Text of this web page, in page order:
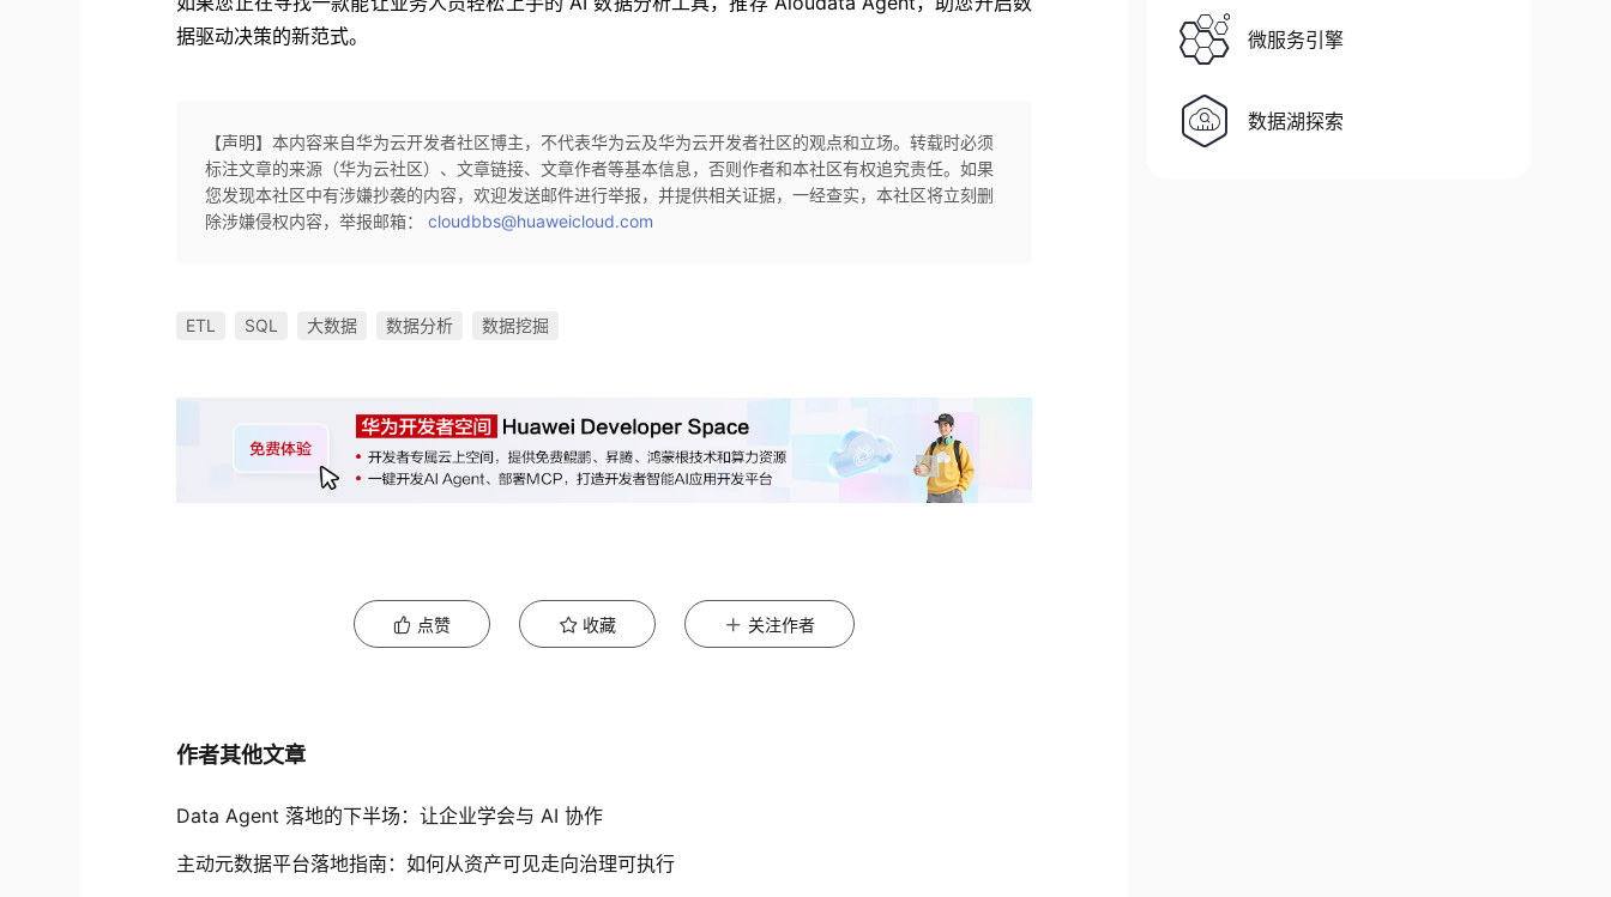
据驱动决策的新范式。
【声明】本内容来自华为云开发者社区博主，不代表华为云及华为云开发者社区的观点和立场。转载时必须
标注文章的来源（华为云社区）、文章链接、文章作者等基本信息，否则作者和本社区有权追究责任。如果
您发现本社区中有涉嫌抄袭的内容，欢迎发送邮件进行举报，并提供相关证据，一经查实，本社区将立刻删
除涉嫌侵权内容，举报邮箱：cloudbbs@huaweicloud.com
ETL SQL 大数据 数据分析 数据挖掘
点赞 收藏 关注作者
作者其他文章
Data Agent 落地的下半场：让企业学会与 AI 协作
主动元数据平台落地指南：如何从资产可见走向治理可执行
微服务引擎
数据湖探索